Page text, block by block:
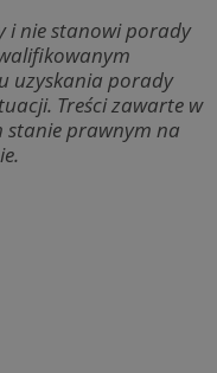
i nie stanowi porady
uzyskania porady
Treści zawarte w
stanie prawnym na